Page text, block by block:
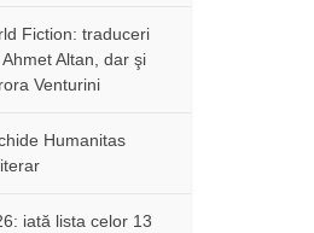
Fiction: traduceri
Altan, dar şi
Venturini
Humanitas
iată lista celor 13